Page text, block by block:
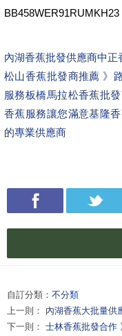
BB458WER91RUMKH23
內湖香蕉批發供應商中正
松山香蕉批發商推薦 》
服務板橋馬拉松香蕉批
香蕉服務讓您滿意基隆
的專業供應商
自訂分類： 不分類
上一則： 內湖香蕉大批量供
下一則： 士林香蕉批發合作